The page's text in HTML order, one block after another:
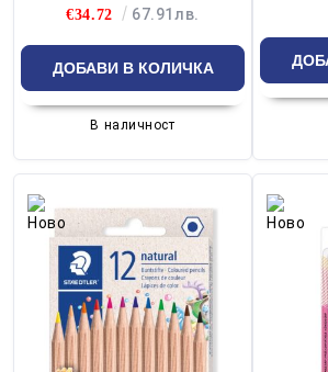
€34.72
67.91лв.
В наличност